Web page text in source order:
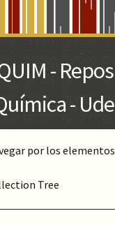
por los elementos
Tree